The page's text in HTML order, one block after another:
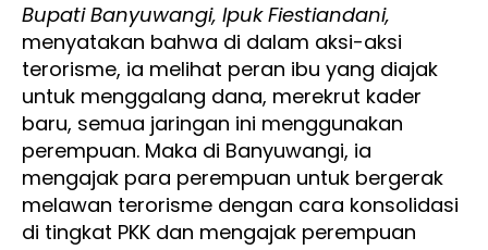
Bupati Banyuwangi, Ipuk Fiestiandani,
menyatakan bahwa di dalam aksi-aksi
terorisme, ia melihat peran ibu yang diajak
untuk menggalang dana, merekrut kader
baru, semua jaringan ini menggunakan
perempuan. Maka di Banyuwangi, ia
mengajak para perempuan untuk bergerak
melawan terorisme dengan cara konsolidasi
di tingkat PKK dan mengajak perempuan